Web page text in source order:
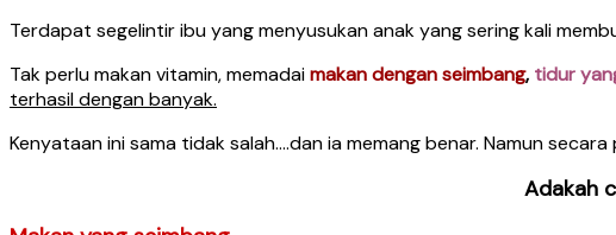
Terdapat segelintir ibu yang menyusukan anak yang sering kali
Tak perlu makan vitamin, memadaimakan dengan seimbang, tidur
terhasil dengan banyak.
Kenyataan ini sama tidak salah….dan ia memang benar. Namun
Adakah